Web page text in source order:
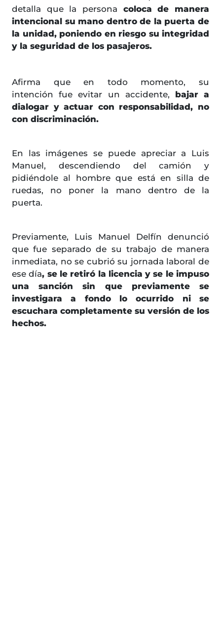
detalla que la persona coloca de manera
intencional su mano dentro de la puerta de
la unidad, poniendo en riesgo su integridad
y la seguridad de los pasajeros.
Afirma que en todo momento, su
intención fue evitar un accidente, bajar a
dialogar y actuar con responsabilidad, no
con discriminación.
En las imágenes se puede apreciar a Luis
Manuel, descendiendo del camión y
pidiéndole al hombre que está en silla de
ruedas, no poner la mano dentro de la
puerta.
Previamente, Luis Manuel Delfín denunció
que fue separado de su trabajo de manera
inmediata, no se cubrió su jornada laboral de
ese día, se le retiró la licencia y se le impuso
una sanción sin que previamente se
investigara a fondo lo ocurrido ni se
escuchara completamente su versión de los
hechos.